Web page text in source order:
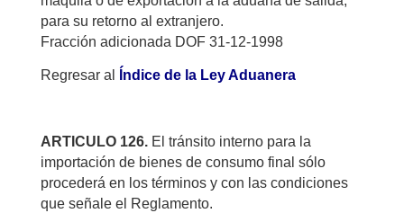
para su retorno al extranjero.
Fracción adicionada DOF 31-12-1998
Regresar al Índice de la Ley Aduanera
ARTICULO 126.El tránsito interno para la
importación de bienes de consumo final sólo
procederá en los términos y con las condiciones
que señale el Reglamento.